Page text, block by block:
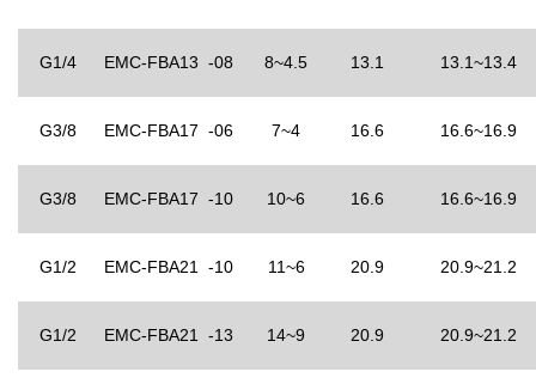
G1/4 EMC-FBA13 -08 8~4.5 13.1 13.1~13.4
G3/8 EMC-FBA17 -06 7~4 16.6 16.6~16.9
G3/8 EMC-FBA17 -10 10~6 16.6 16.6~16.9
G1/2 EMC-FBA21 -10 11~6 20.9 20.9~21.2
G1/2 EMC-FBA21 -13 14~9 20.9 20.9~21.2